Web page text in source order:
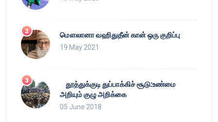
மௌலானா வஹிதுதீன் கான் ஒரு குறிப்பு
19 May 2021
தூத்துக்குடி துப்பாக்கிச் சூடு:உண்மை
அறியும் குழு அறிக்கை
05 June 2018